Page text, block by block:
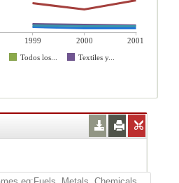
1999 2000
2001
Todos los...
Textiles y...